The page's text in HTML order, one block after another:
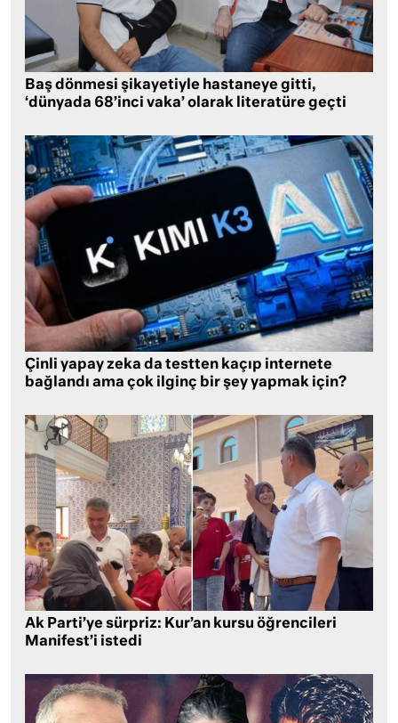
Baş dönmesi şikayetiyle hastaneye gitti,
‘dünyada 68’inci vaka’ olarak literatüre geçti
Çinli yapay zeka da testten kaçıp internete
bağlandı ama çok ilginç bir şey yapmak için?
Ak Parti’ye sürpriz: Kur’an kursu öğrencileri
Manifest’i istedi